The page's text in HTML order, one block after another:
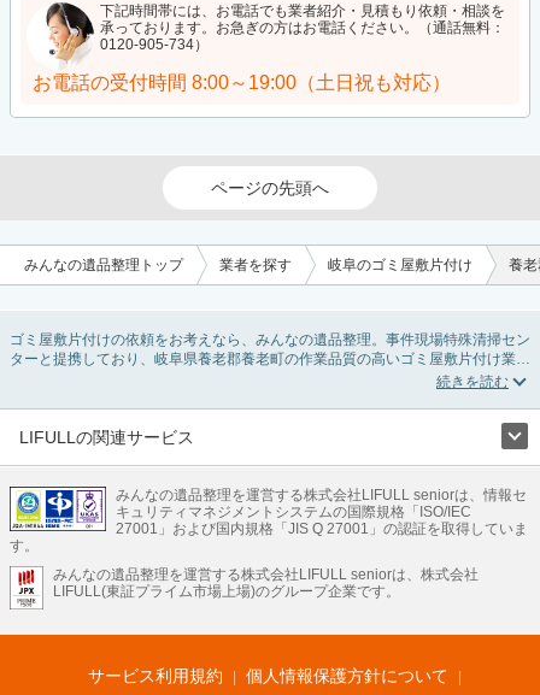
下記時間帯には、お電話でも業者紹介・見積もり依頼・相談を
承っております。お急ぎの方はお電話ください。（通話無料：
0120-905-734）
お電話の受付時間 8:00～19:00（土日祝も対応）
ページの先頭へ
みんなの遺品整理トップ 業者を探す 岐阜のゴミ屋敷片付け 養
ゴミ屋敷片付けの依頼をお考えなら、みんなの遺品整理。事件現場特殊清掃セン
ターと提携しており、岐阜県養老郡養老町の作業品質の高いゴミ屋敷片付け業者
を掲載しています。汚部屋の片付けに伴う不用品の処分・回収・引き取りから、
など絞り込み条件を利用し検索してみましょう。ゴミ屋敷になってしまう方は高
齢で体力的に掃除するのが難しい、認知症やセルフネグレクトになってしまう、
またお役立ち情報も豊富なので、部屋を埋めつくす大量のゴミを自力で片付ける
方法についてもチェックしてみてください。
LIFULLの関連サービス
不動産・住宅
引越し 老人ホーム 地方創生
ママの就労支援
不動産クラウドファンディング 遺品整理 老後の暮らし情報
LIFULL HOME'Sのサービス
不動産・住宅
不動産査定 マンション専門売却査定 不動産投資 アドバイザー
不動産アーカイブ
空き家バンク 家賃相場 不動産会社
不動産用語集 住まいのお役立ち情報
LIFULL HOME'S PRESS
みんなの遺品整理を運営する株式会社LIFULL seniorは、情報セ
キュリティマネジメントシステムの国際規格「ISO/IEC
27001」および国内規格「JIS Q 27001」の認証を取得していま
す。
みんなの遺品整理を運営する株式会社LIFULL seniorは、株式会社
LIFULL(東証プライム市場上場)のグループ企業です。
サービス利用規約 個人情報保護方針について